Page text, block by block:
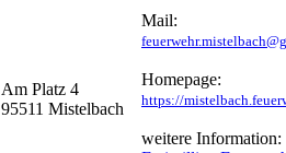
Am Platz 4
95511 Mistelbach
Mail:
Homepage:
https://
weitere Information: